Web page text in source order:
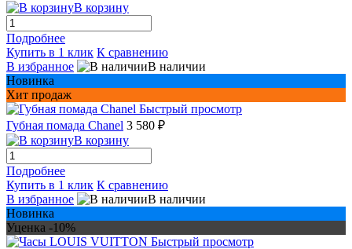
В корзину
Подробнее
Купить в 1 клик К сравнению
В избранное
В наличии
Новинка
Хит продаж
Быстрый просмотр
Губная помада Chanel 3 580 ₽
В корзину
Подробнее
Купить в 1 клик К сравнению
В избранное
В наличии
Новинка
Уценка -10%
Быстрый просмотр